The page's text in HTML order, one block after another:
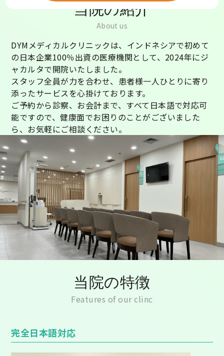
当院の紹介
About us
DYMメディカルクリニックは、インドネシアで初めて
の日本企業100％出資の医療機関として、2024年にジ
ャカルタで開院いたしました。
スタッフ全員が力を合わせ、患者様一人ひとりに寄り
添ったサービスを心掛けております。
ご予約から診察、お会計まで、すべて日本語で対応可
能ですので、健康面でお困りのことがございました
ら、お気軽にご相談ください。
当院の特徴
Features of our clinc
完全日本語対応